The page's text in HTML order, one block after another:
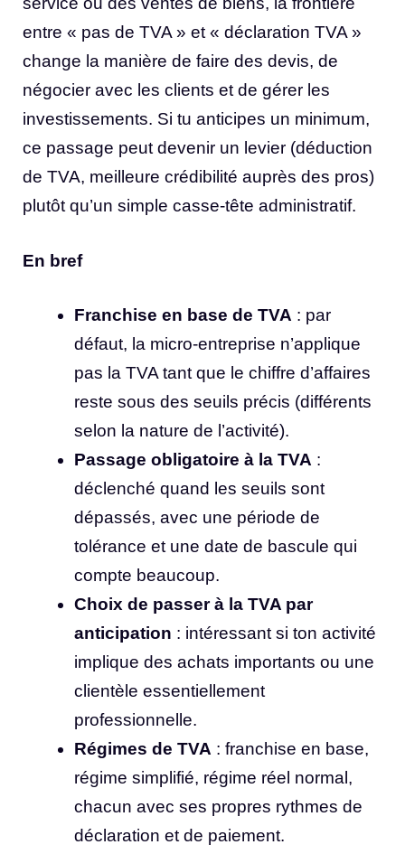
entre « pas de TVA » et « déclaration TVA »
change la manière de faire des devis, de
négocier avec les clients et de gérer les
investissements. Si tu anticipes un minimum,
ce passage peut devenir un levier (déduction
de TVA, meilleure crédibilité auprès des pros)
plutôt qu’un simple casse-tête administratif.
En bref
Franchise en base de TVA : par
défaut, la micro-entreprise n’applique
pas la TVA tant que le chiffre d’affaires
reste sous des seuils précis (différents
selon la nature de l’activité).
Passage obligatoire à la TVA :
déclenché quand les seuils sont
dépassés, avec une période de
tolérance et une date de bascule qui
compte beaucoup.
Choix de passer à la TVA par
anticipation : intéressant si ton activité
implique des achats importants ou une
clientèle essentiellement
professionnelle.
Régimes de TVA : franchise en base,
régime simplifié, régime réel normal,
chacun avec ses propres rythmes de
déclaration et de paiement.